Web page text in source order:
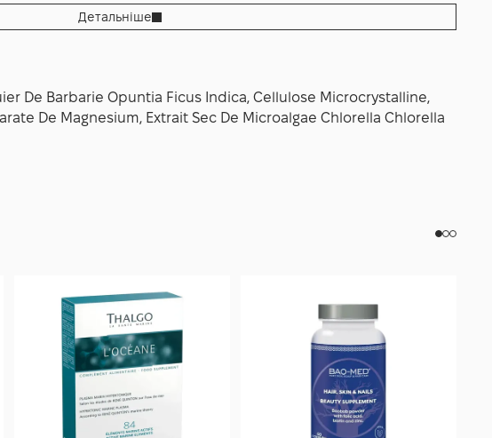
збалансованого харчування і підтримувати
Детальніше
De Barbarie Opuntia Ficus Indica, Cellulose Microcrystalline,
De Magnesium, Extrait Sec De Microalgae Chlorella Chlorella